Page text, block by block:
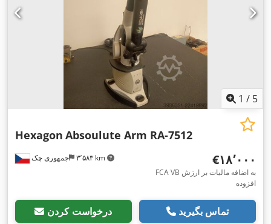
1 / 5
جمهوری چک ۳٬۵۸۳ km
Hexagon Absoulute Arm RA-7512
‎€۱۸٬۰۰۰
FCA VB به اضافه مالیات بر ارزش
افزوده
درخواست کردن تماس بگیرید